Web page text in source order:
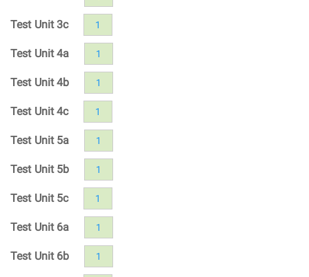
Test Unit 3c 1
Test Unit 4a 1
Test Unit 4b 1
Test Unit 4c 1
Test Unit 5a 1
Test Unit 5b 1
Test Unit 5c 1
Test Unit 6a 1
Test Unit 6b 1